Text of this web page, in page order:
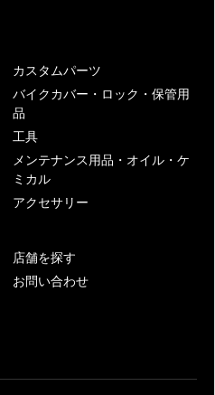
カスタムパーツ
バイクカバー・ロック・保管用
品
工具
メンテナンス用品・オイル・ケ
ミカル
アクセサリー
店舗を探す
お問い合わせ